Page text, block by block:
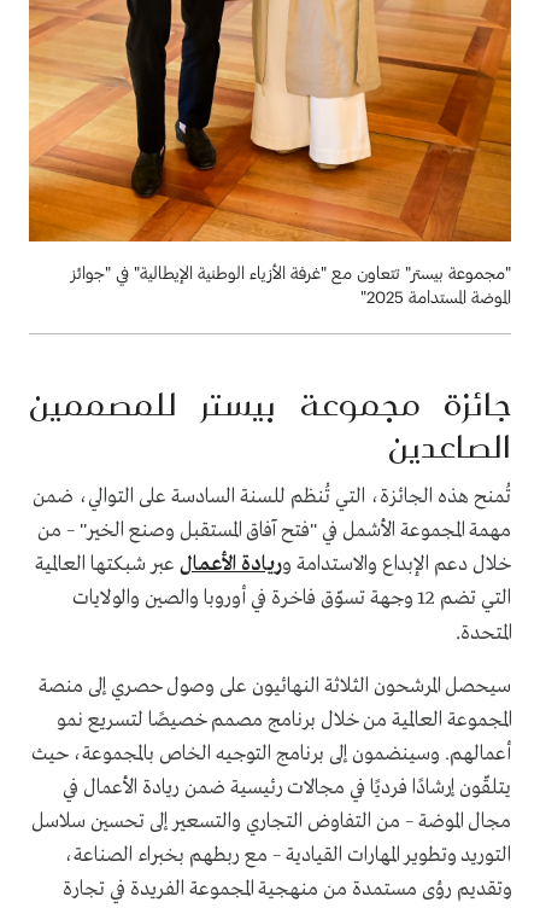
"مجموعة بيستر" تتعاون مع "غرفة الأزياء الوطنية الإيطالية" في "جوائز
الموضة المستدامة 2025"
جائزة مجموعة بيستر للمصممين
الصاعدين
تُمنح هذه الجائزة، التي تُنظم للسنة السادسة على التوالي، ضمن
مهمة المجموعة الأشمل في "فتح آفاق المستقبل وصنع الخير" – من
خلال دعم الإبداع والاستدامة وريادة الأعمال عبر شبكتها العالمية
التي تضم 12 وجهة تسوّق فاخرة في أوروبا والصين والولايات
المتحدة.
سيحصل المرشحون الثلاثة النهائيون على وصول حصري إلى منصة
المجموعة العالمية من خلال برنامج مصمم خصيصًا لتسريع نمو
أعمالهم. وسينضمون إلى برنامج التوجيه الخاص بالمجموعة، حيث
يتلقّون إرشادًا فرديًا في مجالات رئيسية ضمن ريادة الأعمال في
مجال الموضة – من التفاوض التجاري والتسعير إلى تحسين سلاسل
التوريد وتطوير المهارات القيادية – مع ربطهم بخبراء الصناعة،
وتقديم رؤى مستمدة من منهجية المجموعة الفريدة في تجارة